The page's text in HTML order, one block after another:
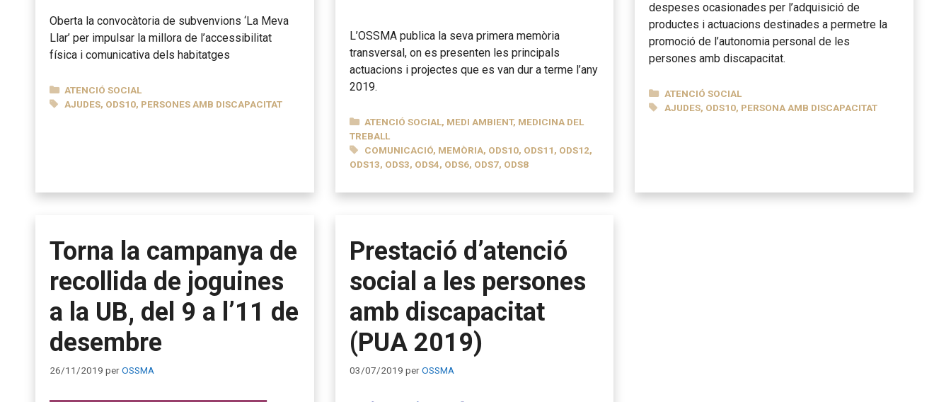
Oberta la convocàtoria de subvenvions ‘La Meva
Llar’ per impulsar la millora de l’accessibilitat
física i comunicativa dels habitatges
CATEGORIES
ATENCIÓ SOCIAL
ETIQUETES
AJUDES, ODS10, PERSONES AMB DISCAPACITAT
L’OSSMA publica la seva primera memòria
transversal, on es presenten les principals
actuacions i projectes que es van dur a terme l’any
2019.
CATEGORIES
ATENCIÓ SOCIAL, MEDI AMBIENT, MEDICINA DEL
TREBALL
ETIQUETES
COMUNICACIÓ, MEMÒRIA, ODS10, ODS11, ODS12,
ODS13, ODS3, ODS4, ODS6, ODS7, ODS8
despeses ocasionades per l’adquisició de
productes i actuacions destinades a permetre la
promoció de l’autonomia personal de les
persones amb discapacitat.
CATEGORIES
ATENCIÓ SOCIAL
ETIQUETES
AJUDES, ODS10, PERSONA AMB DISCAPACITAT
Torna la campanya de
recollida de joguines
a la UB, del 9 a l’11 de
desembre
26/11/2019 perOSSMA
Prestació d’atenció
social a les persones
amb discapacitat
(PUA 2019)
03/07/2019 perOSSMA